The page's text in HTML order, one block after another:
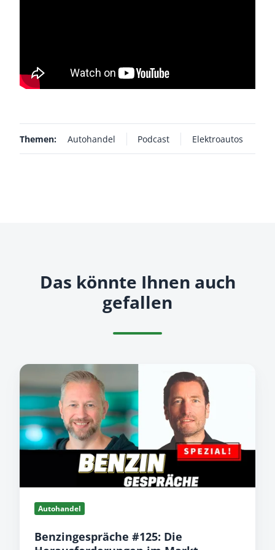
Themen: Autohandel Podcast Elektroautos
Das könnte Ihnen auch
gefallen
Benzingespräche
#125:
Die
Herausforderungen
im
Markt
Autohandel
Benzingespräche #125: Die